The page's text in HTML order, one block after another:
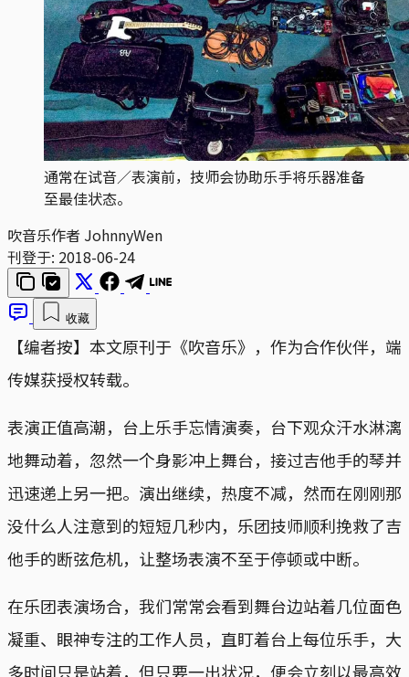
通常在试音／表演前，技师会协助乐手将乐器准备
至最佳状态。
吹音乐作者 JohnnyWen
刊登于: 2018-06-24
收藏
【编者按】本文原刊于《吹音乐》，作为合作伙伴，端
传媒获授权转载。
表演正值高潮，台上乐手忘情演奏，台下观众汗水淋漓
地舞动着，忽然一个身影冲上舞台，接过吉他手的琴并
迅速递上另一把。演出继续，热度不减，然而在刚刚那
没什么人注意到的短短几秒内，乐团技师顺利挽救了吉
他手的断弦危机，让整场表演不至于停顿或中断。
在乐团表演场合，我们常常会看到舞台边站着几位面色
凝重、眼神专注的工作人员，直盯着台上每位乐手，大
多时间只是站着，但只要一出状况，便会立刻以最高效